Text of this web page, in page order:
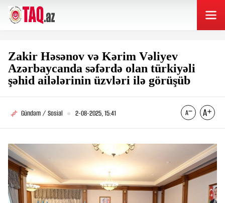
Zakir Həsənov və Kərim Vəliyev
Azərbaycanda səfərdə olan türkiyəli
şəhid ailələrinin üzvləri ilə görüşüb
Gündəm / Sosial 2-08-2025, 15:41